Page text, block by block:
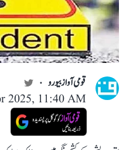
قومی آواز بیورو
2025, 11:40 AM